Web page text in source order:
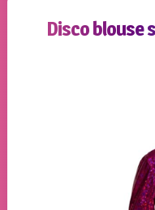
Verhuur apparatuur
Disco blouse